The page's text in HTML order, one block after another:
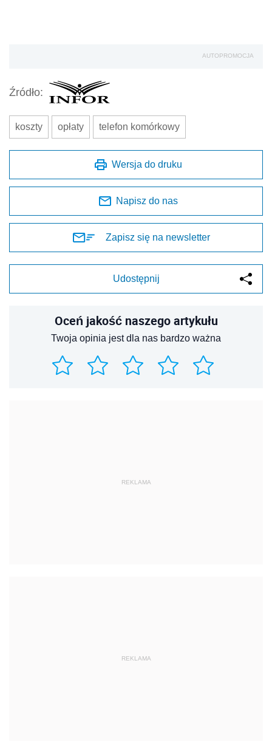
AUTOPROMOCJA
Źródło:
koszty opłaty telefon komórkowy
Wersja do druku
Napisz do nas
Zapisz się na newsletter
Udostępnij
Oceń jakość naszego artykułu
Twoja opinia jest dla nas bardzo ważna
REKLAMA
REKLAMA